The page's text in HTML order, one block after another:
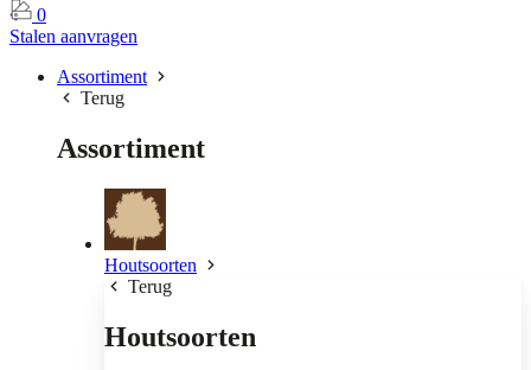
0
Stalen aanvragen
Assortiment
Terug
Assortiment
Houtsoorten
Terug
Houtsoorten